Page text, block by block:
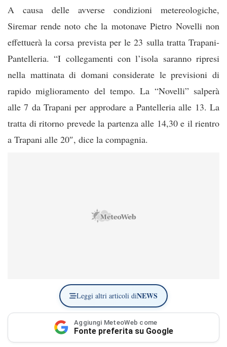
A causa delle avverse condizioni metereologiche,
Siremar rende noto che la motonave Pietro Novelli non
effettuerà la corsa prevista per le 23 sulla tratta Trapani-
Pantelleria. “I collegamenti con l’isola saranno ripresi
nella mattinata di domani considerate le previsioni di
rapido miglioramento del tempo. La “Novelli” salperà
alle 7 da Trapani per approdare a Pantelleria alle 13. La
tratta di ritorno prevede la partenza alle 14,30 e il rientro
a Trapani alle 20″, dice la compagnia.
Leggi altri articoli diNEWS
Aggiungi MeteoWeb come
Fonte preferita su Google